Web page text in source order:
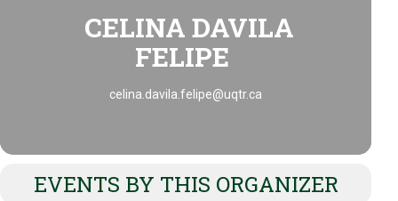
CELINA DAVILA
FELIPE
celina.davila.felipe@uqtr.ca
EVENTS BY THIS ORGANIZER